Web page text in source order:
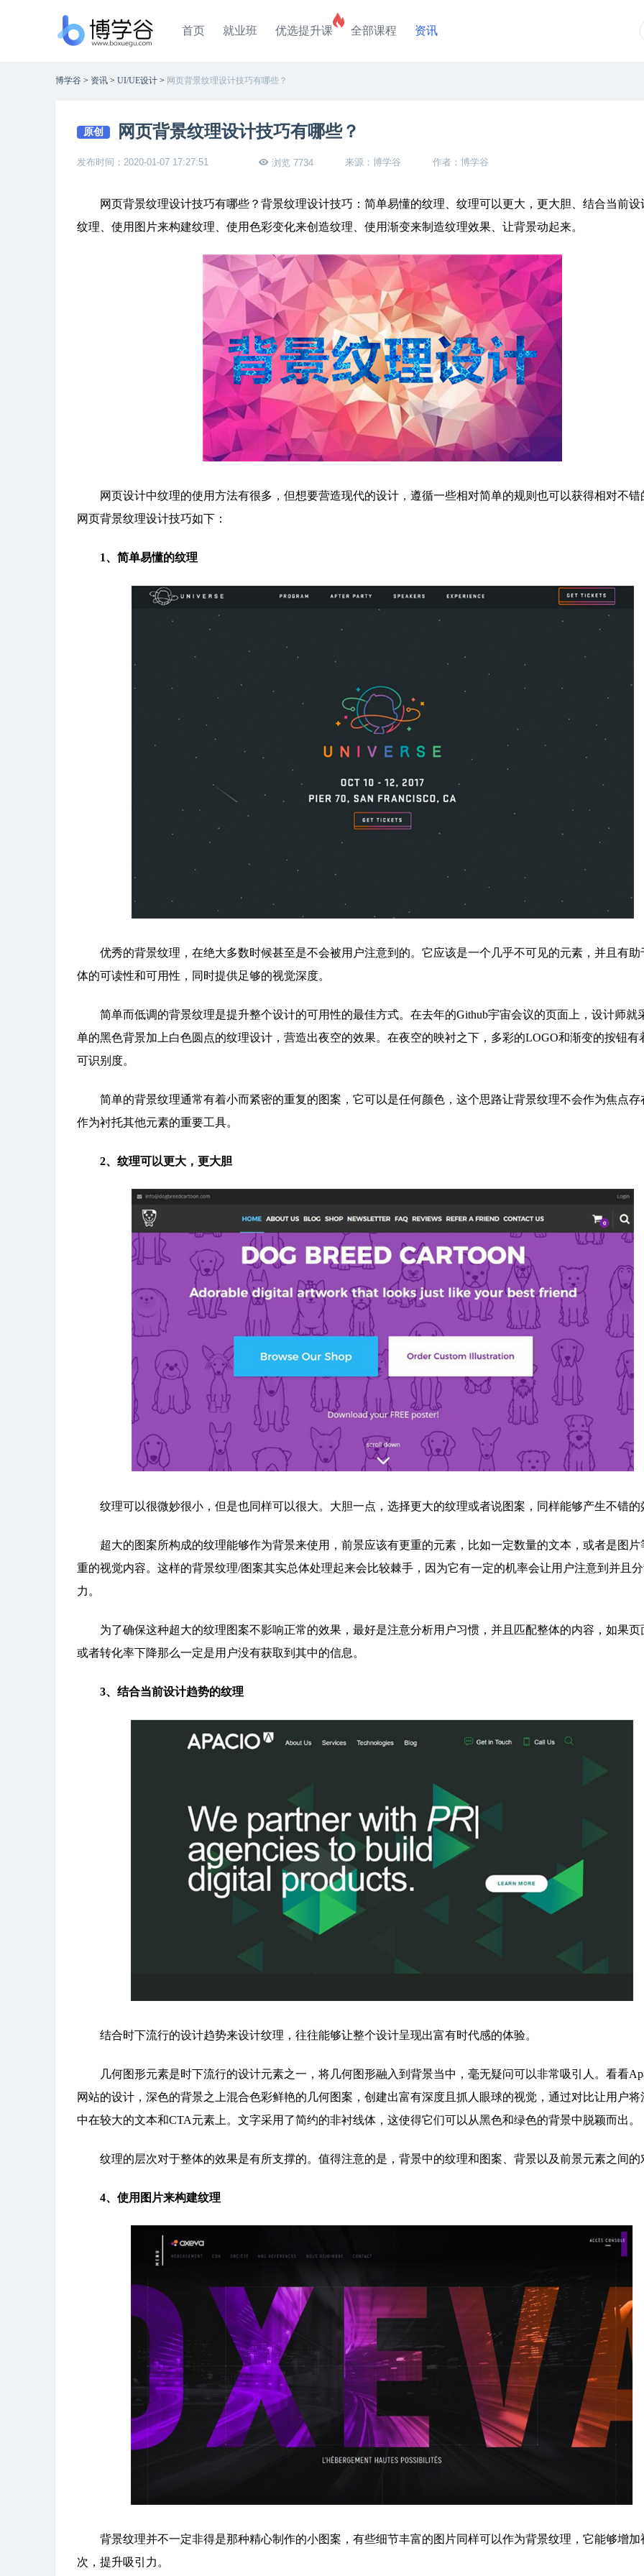
首页 就业班 优选提升课 全部课程 资讯
博学谷 > 资讯 > UI/UE设计 > 网页背景纹理设计技巧有哪些？
原创 网页背景纹理设计技巧有哪些？
发布时间：2020-01-07 17:27:51 浏览 7734 来源：博学谷 作者：博学谷
网页背景纹理设计技巧有哪些？背景纹理设计技巧：简单易懂的纹理、纹理可以更大，更大胆、结合当前设
纹理、使用图片来构建纹理、使用色彩变化来创造纹理、使用渐变来制造纹理效果、让背景动起来。
网页设计中纹理的使用方法有很多，但想要营造现代的设计，遵循一些相对简单的规则也可以获得相对不错
网页背景纹理设计技巧如下：
1、简单易懂的纹理
优秀的背景纹理，在绝大多数时候甚至是不会被用户注意到的。它应该是一个几乎不可见的元素，并且有助
体的可读性和可用性，同时提供足够的视觉深度。
简单而低调的背景纹理是提升整个设计的可用性的最佳方式。在去年的Github宇宙会议的页面上，设计师就
单的黑色背景加上白色圆点的纹理设计，营造出夜空的效果。在夜空的映衬之下，多彩的LOGO和渐变的按钮有
可识别度。
简单的背景纹理通常有着小而紧密的重复的图案，它可以是任何颜色，这个思路让背景纹理不会作为焦点存
作为衬托其他元素的重要工具。
2、纹理可以更大，更大胆
纹理可以很微妙很小，但是也同样可以很大。大胆一点，选择更大的纹理或者说图案，同样能够产生不错的
超大的图案所构成的纹理能够作为背景来使用，前景应该有更重的元素，比如一定数量的文本，或者是图片
重的视觉内容。这样的背景纹理/图案其实总体处理起来会比较棘手，因为它有一定的机率会让用户注意到并且
力。
为了确保这种超大的纹理图案不影响正常的效果，最好是注意分析用户习惯，并且匹配整体的内容，如果页
或者转化率下降那么一定是用户没有获取到其中的信息。
3、结合当前设计趋势的纹理
结合时下流行的设计趋势来设计纹理，往往能够让整个设计呈现出富有时代感的体验。
几何图形元素是时下流行的设计元素之一，将几何图形融入到背景当中，毫无疑问可以非常吸引人。看看
网站的设计，深色的背景之上混合色彩鲜艳的几何图案，创建出富有深度且抓人眼球的视觉，通过对比让用户将
中在较大的文本和CTA元素上。文字采用了简约的非衬线体，这使得它们可以从黑色和绿色的背景中脱颖而出。
纹理的层次对于整体的效果是有所支撑的。值得注意的是，背景中的纹理和图案、背景以及前景元素之间的
4、使用图片来构建纹理
背景纹理并不一定非得是那种精心制作的小图案，有些细节丰富的图片同样可以作为背景纹理，它能够增加
次，提升吸引力。